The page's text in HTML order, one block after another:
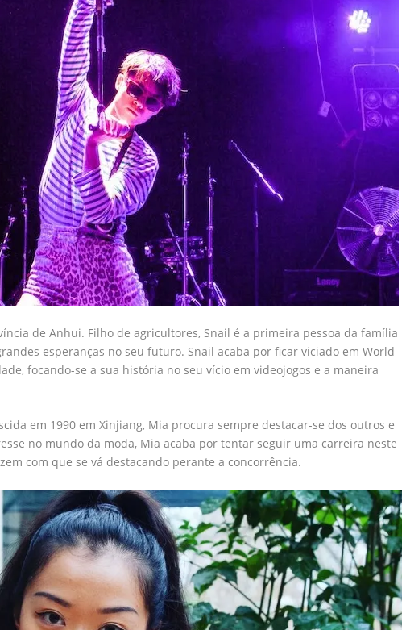
de Anhui. Filho de agricultores, Snail é a primeira pessoa da família
esperanças no seu futuro. Snail acaba por ficar viciado em World
focando-se a sua história no seu vício em videojogos e a maneira
em 1990 em Xinjiang, Mia procura sempre destacar-se dos outros e
no mundo da moda, Mia acaba por tentar seguir uma carreira neste
com que se vá destacando perante a concorrência.